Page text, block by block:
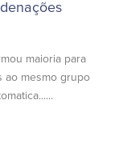
maioria para
ao mesmo grupo